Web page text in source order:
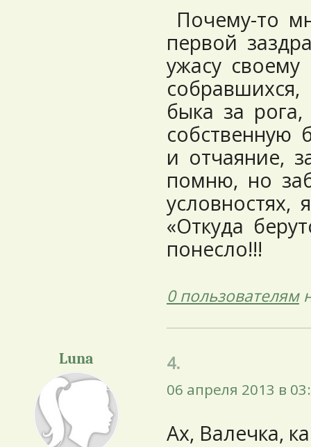
Почему-то
первой
ужасу
собравшихся,
быка за
собственную
и отчаяние,
помню, но
условностях,
«Откуда
понесло!!!
0 пользователям
Luna 4.
06 апреля 2013 в
Ах, Валечка,